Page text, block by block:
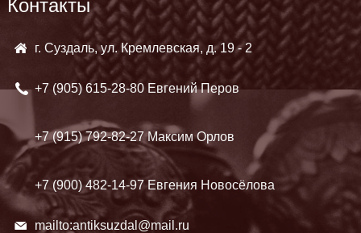
Контакты
г. Суздаль, ул. Кремлевская, д. 19 - 2
+7 (905)615-28-80 Евгений Перов
+7 (915)792-82-27 Максим Орлов
+7 (900)482-14-97 Евгения Новосёлова
mailto:antiksuzdal@mail.ru